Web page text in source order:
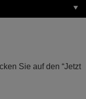
Sie auf den “Jetzt